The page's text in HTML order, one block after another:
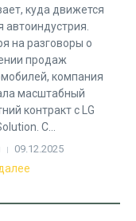
куда движется
автоиндустрия.
на разговоры о
продаж
компания
масштабный
контракт с LG
С...
09.12.2025